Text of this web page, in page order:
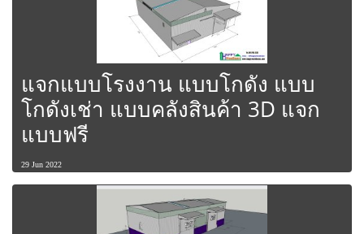
แจกแบบโรงงาน แบบโกดัง แบบ
โกดังเช่า แบบคลังสินค้า 3D แจก
แบบฟรี
29 Jun 2022